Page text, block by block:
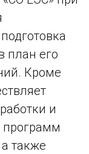
план его
Кроме
и
программ
также